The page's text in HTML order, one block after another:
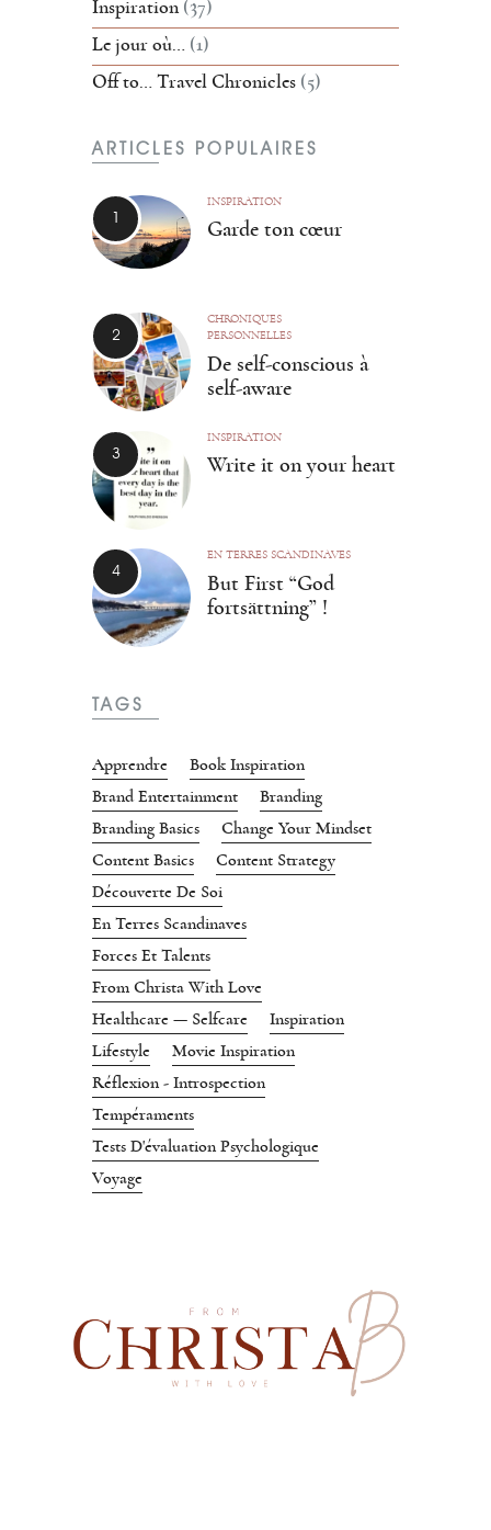
Inspiration(37)
Le jour où… (1)
Off to… Travel Chronicles (5)
ARTICLES POPULAIRES
INSPIRATION
Garde ton cœur
CHRONIQUES
PERSONNELLES
De self-conscious à
self-aware
INSPIRATION
Write it on your heart
EN TERRES SCANDINAVES
But First “God
fortsättning” !
TAGS
Apprendre
Book Inspiration
Brand Entertainment
Branding
Branding Basics
Change Your Mindset
Content Basics
Content Strategy
Découverte De Soi
En Terres Scandinaves
Forces Et Talents
From Christa With Love
Healthcare — Selfcare
Inspiration
Lifestyle
Movie Inspiration
Réflexion - Introspection
Tempéraments
Tests D'évaluation Psychologique
Voyage